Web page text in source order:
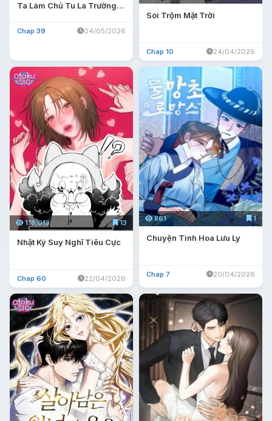
Ta Làm Chủ Tu La Trường
Chap 39 04/05/2026
Sói Trộm Mặt Trời
Chap 10 24/04/2026
118,018 13
Nhật Ký Suy Nghĩ Tiêu Cực
Chap 60 22/04/2026
861 1
Chuyện Tình Hoa Lưu Ly
Chap 7 20/04/2026